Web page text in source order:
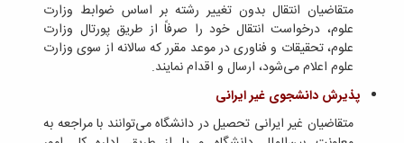
معاونت
دانشجویی
معاونت
پژوهش
فناوری
معاونت
فرهنگی
آزاد
برنامه‌های
آموزشی
آموزش
زبان
فارسی
به
تحقیقاتی
آزمایشگاه
مرکزی
آزمایشگاه
تنش
پسماند
فنی
و
مهندسی
کبودرآهنگ
فنی
دانشجویی
سلف
سرویس
ورزش و
سرگرمی
اداره
تربیت
سمن‌های
بنیاد
خیرین
حامی
بوعلی
متقاضیان انتقال بدون تغییر رشته بر اساس ضوابط وزارت
علوم، درخواست انتقال خود را صرفاً از طریق پورتال وزارت
علوم، تحقیقات و فناوری در موعد مقرر که سالانه از سوی وزارت
علوم اعلام می‌شود، ارسال و اقدام نمایند.
پذیرش دانشجوی غیر ایرانی
متقاضیان غیر ایرانی تحصیل در دانشگاه می‌توانند با مراجعه به